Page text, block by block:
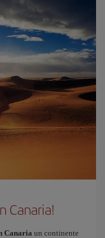
Canaria!
Canaria un continente